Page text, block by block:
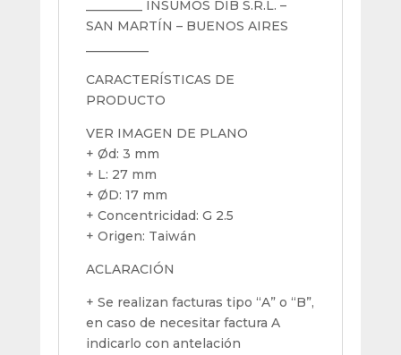
_________ INSUMOS DIB S.R.L. –
SAN MARTÍN – BUENOS AIRES
CARACTERÍSTICAS DE
PRODUCTO
VER IMAGEN DE PLANO
+ Ød: 3 mm
+ L: 27 mm
+ ØD: 17 mm
+ Concentricidad: G 2.5
+ Origen: Taiwán
ACLARACIÓN
+ Se realizan facturas tipo “A” o “B”,
en caso de necesitar factura A
indicarlo con antelación